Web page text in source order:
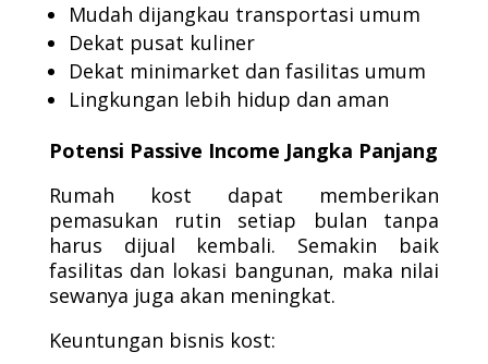
Mudah dijangkau transportasi umum
Dekat pusat kuliner
Dekat minimarket dan fasilitas umum
Lingkungan lebih hidup dan aman
Potensi Passive Income Jangka Panjang
Rumah kost dapat memberikan
pemasukan rutin setiap bulan tanpa
harus dijual kembali. Semakin baik
fasilitas dan lokasi bangunan, maka nilai
sewanya juga akan meningkat.
Keuntungan bisnis kost: